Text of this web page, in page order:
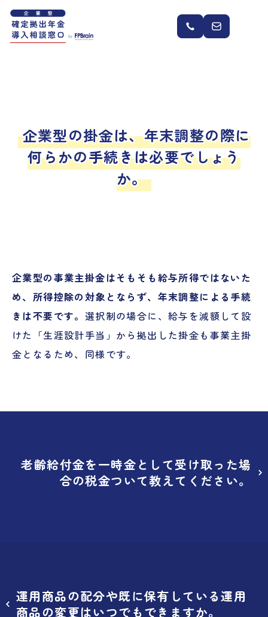
企業型の掛金は、年末調整の際に
何らかの手続きは必要でしょう
か。
企業型の事業主掛金はそもそも給与所得ではないた
め、所得控除の対象とならず、年末調整による手続
きは不要です。 選択制の場合に、給与を減額して設
けた「生涯設計手当」から拠出した掛金も事業主掛
金となるため、同様です。
老齢給付金を一時金として受け取った場
合の税金ついて教えてください。
運用商品の配分や既に保有している運用
商品の変更はいつでもできますか。